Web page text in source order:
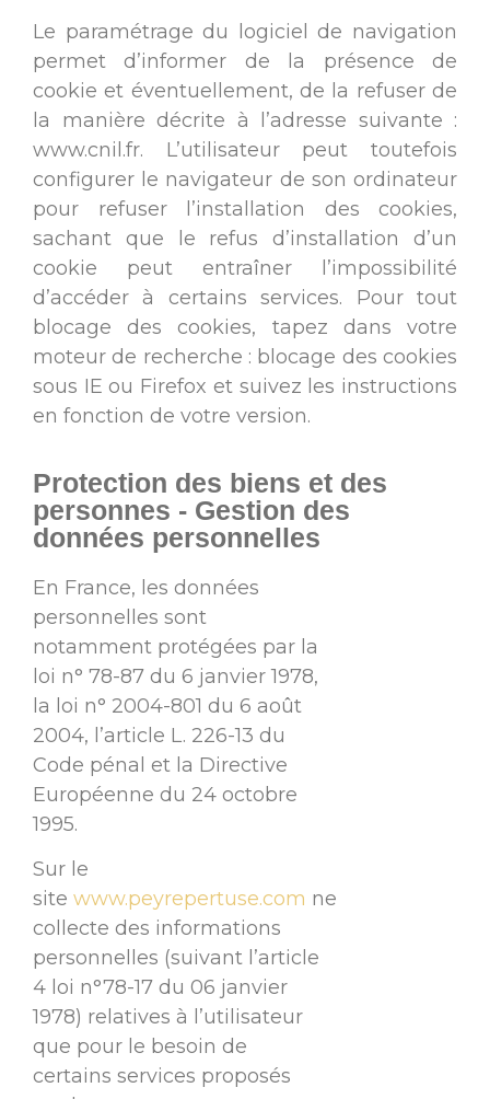
Le paramétrage du logiciel de navigation
permet d’informer de la présence de
cookie et éventuellement, de la refuser de
la manière décrite à l’adresse suivante :
www.cnil.fr. L’utilisateur peut toutefois
configurer le navigateur de son ordinateur
pour refuser l’installation des cookies,
sachant que le refus d’installation d’un
cookie peut entraîner l’impossibilité
d’accéder à certains services. Pour tout
blocage des cookies, tapez dans votre
moteur de recherche : blocage des cookies
sous IE ou Firefox et suivez les instructions
en fonction de votre version.
Protection des biens et des
personnes - Gestion des
données personnelles
En France, les données
personnelles sont
notamment protégées par la
loi n° 78-87 du 6 janvier 1978,
la loi n° 2004-801 du 6 août
2004, l’article L. 226-13 du
Code pénal et la Directive
Européenne du 24 octobre
1995.
Sur le
site www.peyrepertuse.com ne
collecte des informations
personnelles (suivant l’article
4 loi n°78-17 du 06 janvier
1978) relatives à l’utilisateur
que pour le besoin de
certains services proposés